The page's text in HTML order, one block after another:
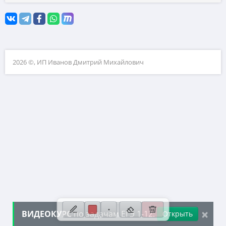
10. Текстовые задачи
12. Исследование функций
13. Сложные уравнения
2026 ©, ИП Иванов Дмитрий Михайлович
×
ВИДЕОКУРСпо задачам ЕГЭ 1-12: Открыть